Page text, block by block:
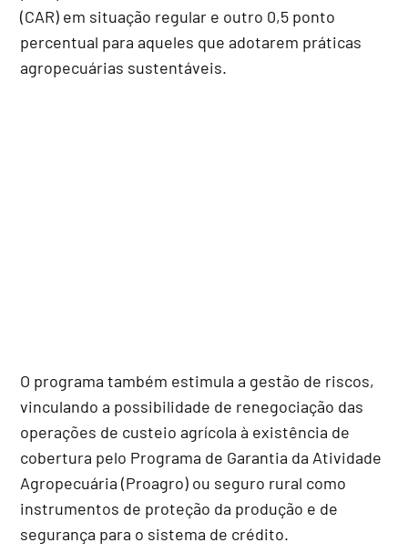
(CAR) em situação regular e outro 0,5 ponto
percentual para aqueles que adotarem práticas
agropecuárias sustentáveis.
O programa também estimula a gestão de riscos,
vinculando a possibilidade de renegociação das
operações de custeio agrícola à existência de
cobertura pelo Programa de Garantia da Atividade
Agropecuária (Proagro) ou seguro rural como
instrumentos de proteção da produção e de
segurança para o sistema de crédito.